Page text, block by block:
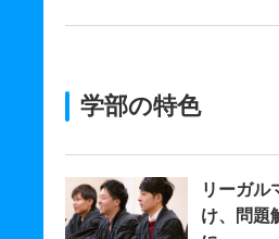
学部の特色
リーガル
け、問題